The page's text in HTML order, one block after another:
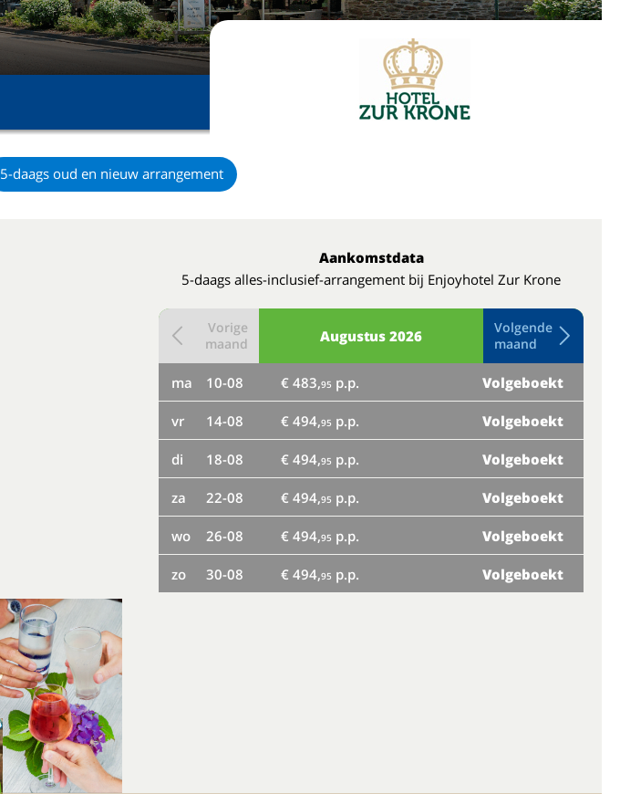
5-daags oud en nieuw arrangement
Aankomstdata
5-daags alles-inclusief-arrangement bij Enjoyhotel Zur Krone
Augustus 2026
Vorige
maand
Volgende
maand
ma 10-08 € 483,95 p.p. Volgeboekt
vr 14-08 € 494,95 p.p. Volgeboekt
di 18-08 € 494,95 p.p. Volgeboekt
za 22-08 € 494,95 p.p. Volgeboekt
wo 26-08 € 494,95 p.p. Volgeboekt
zo 30-08 € 494,95 p.p. Volgeboekt